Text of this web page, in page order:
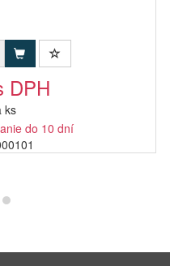
DPH
ks
do 10 dní